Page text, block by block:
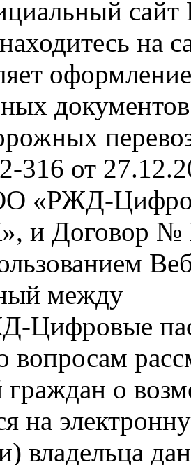
сайт
на
от
«РЖД-
и Договор №
между
Цифровые
граждан о
на
владельца